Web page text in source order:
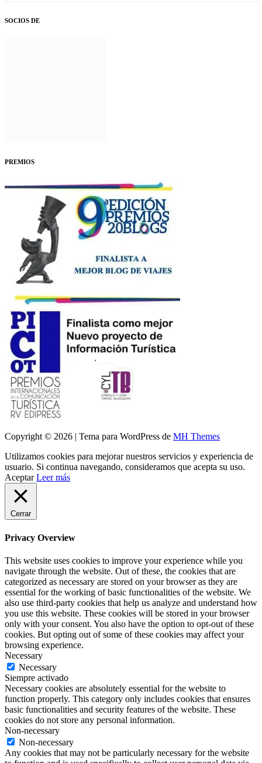
SOCIOS DE
PREMIOS
Copyright © 2026 | Tema para WordPress de MH Themes
Utilizamos cookies para mejorar nuestros servicios y experiencia de
usuario. Si continua navegando, consideramos que acepta su uso.
Aceptar Leer más
Cerrar
Privacy Overview
This website uses cookies to improve your experience while you
navigate through the website. Out of these, the cookies that are
categorized as necessary are stored on your browser as they are
essential for the working of basic functionalities of the website. We
also use third-party cookies that help us analyze and understand how
you use this website. These cookies will be stored in your browser
only with your consent. You also have the option to opt-out of these
cookies. But opting out of some of these cookies may affect your
browsing experience.
Necessary
Necessary
Siempre activado
Necessary cookies are absolutely essential for the website to
function properly. This category only includes cookies that ensures
basic functionalities and security features of the website. These
cookies do not store any personal information.
Non-necessary
Non-necessary
Any cookies that may not be particularly necessary for the website